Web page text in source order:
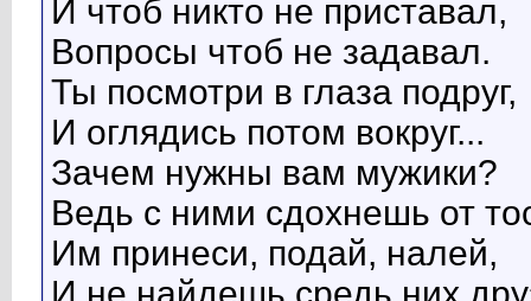
И чтоб никто не приставал,
Вопросы чтоб не задавал.
Ты посмотри в глаза подруг,
И оглядись потом вокруг...
Зачем нужны вам мужики?
Ведь с ними сдохнешь от
Им принеси, подай, налей,